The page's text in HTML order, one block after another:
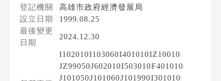
登記機關
高雄市政府經濟發展局
設立日期
1999.08.25
最後變更
日期
2024.12.30
I102010I103060I401010IZ10010
JZ99050J602010I503010F401010
J101050J101060J101990I301010